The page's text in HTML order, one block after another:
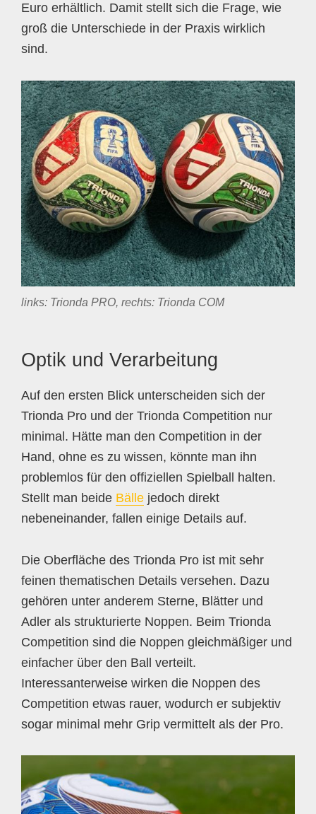
Euro erhältlich. Damit stellt sich die Frage, wie
groß die Unterschiede in der Praxis wirklich
sind.
links: Trionda PRO, rechts: Trionda COM
Optik und Verarbeitung
Auf den ersten Blick unterscheiden sich der
Trionda Pro und der Trionda Competition nur
minimal. Hätte man den Competition in der
Hand, ohne es zu wissen, könnte man ihn
problemlos für den offiziellen Spielball halten.
Stellt man beide Bälle jedoch direkt
nebeneinander, fallen einige Details auf.
Die Oberfläche des Trionda Pro ist mit sehr
feinen thematischen Details versehen. Dazu
gehören unter anderem Sterne, Blätter und
Adler als strukturierte Noppen. Beim Trionda
Competition sind die Noppen gleichmäßiger und
einfacher über den Ball verteilt.
Interessanterweise wirken die Noppen des
Competition etwas rauer, wodurch er subjektiv
sogar minimal mehr Grip vermittelt als der Pro.